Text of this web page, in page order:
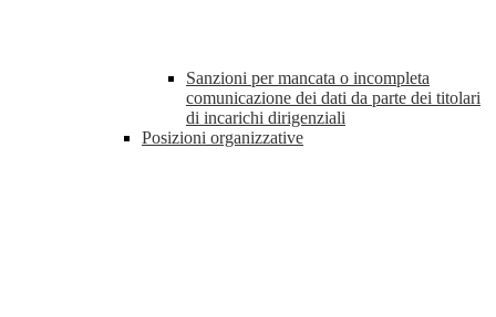
Sanzioni per mancata o incompleta
comunicazione dei dati da parte dei titolari
di incarichi dirigenziali
Posizioni organizzative